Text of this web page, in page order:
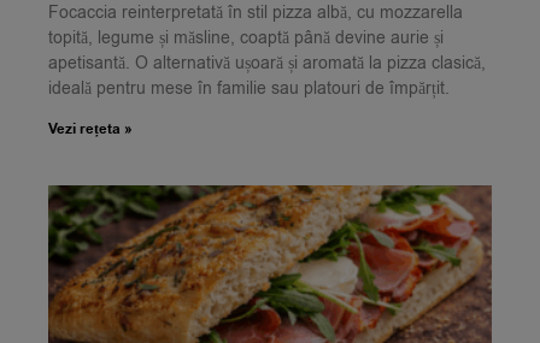
Focaccia reinterpretată în stil pizza albă, cu mozzarella
topită, legume și măsline, coaptă până devine aurie și
apetisantă. O alternativă ușoară și aromată la pizza clasică,
ideală pentru mese în familie sau platouri de împărțit.
Vezi rețeta »